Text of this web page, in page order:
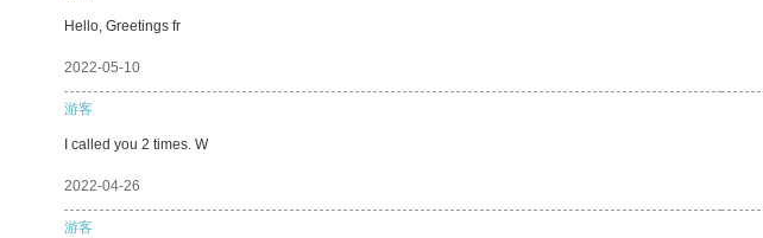
Hello, Greetings fr
2022-05-10
游客
I called you 2 times. W
2022-04-26
游客